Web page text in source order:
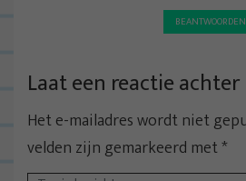
BEANTWOORDEN
Laat een reactie achter
Het e-mailadres wordt niet
velden zijn gemarkeerd met*